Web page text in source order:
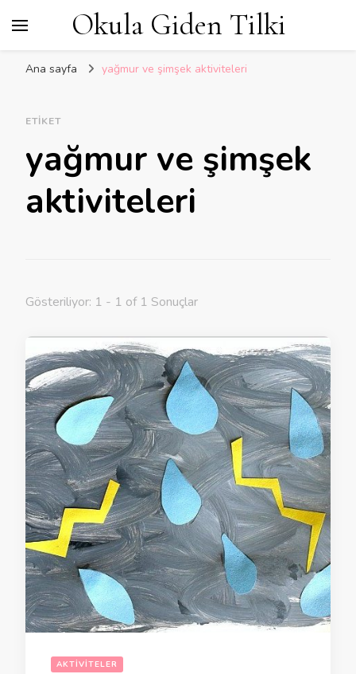
Okula Giden Tilki
Ana sayfa yağmur ve şimşek aktiviteleri
ETIKET
yağmur ve şimşek
aktiviteleri
Gösteriliyor: 1 - 1 of 1 Sonuçlar
AKTIVITELER